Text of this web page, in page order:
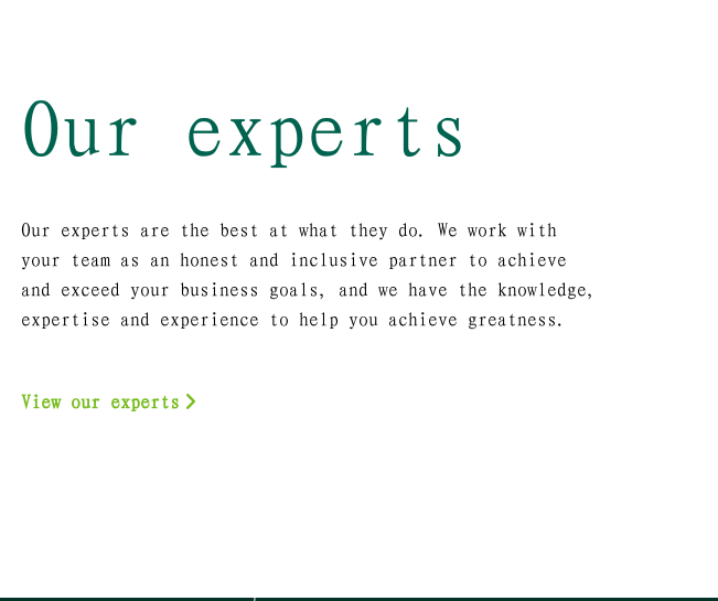
Our experts
Our experts are the best at what they do. We work with
your team as an honest and inclusive partner to achieve
and exceed your business goals, and we have the knowledge,
expertise and experience to help you achieve greatness.
View our experts